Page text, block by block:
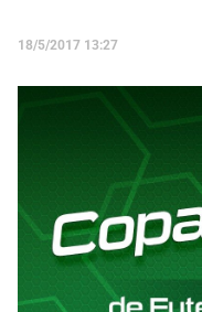
18/5/2017 13:27